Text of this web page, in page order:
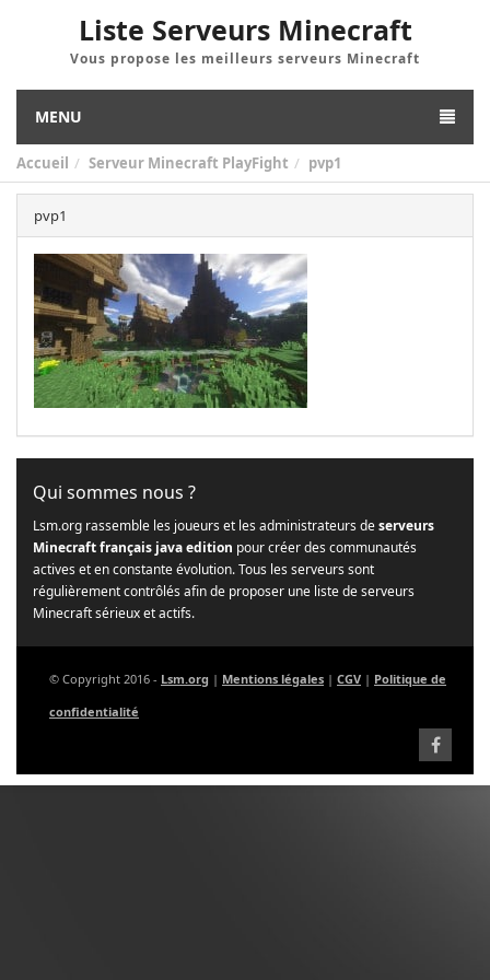
Liste Serveurs Minecraft
Vous propose les meilleurs serveurs Minecraft
MENU
Accueil Serveur Minecraft PlayFight pvp1
pvp1
Qui sommes nous ?
Lsm.org rassemble les joueurs et les administrateurs deserveurs
Minecraft français java edition pour créer des communautés
actives et en constante évolution. Tous les serveurs sont
régulièrement contrôlés afin de proposer une liste de serveurs
Minecraft sérieux et actifs.
© Copyright 2016 - Lsm.org | Mentions légales | CGV | Politique de
confidentialité